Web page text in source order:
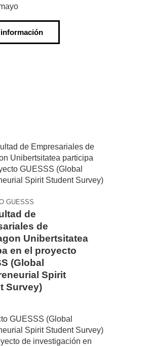
información
GUESSS
de
de
Unibertsitatea
en el proyecto
(Global
Spirit
Survey)
GUESSS (Global
Spirit Student Survey)
de investigación en